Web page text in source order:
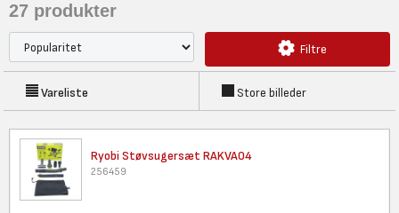
27 produkter
Filtre
Vareliste Store billeder
Ryobi Støvsugersæt RAKVA04
256459